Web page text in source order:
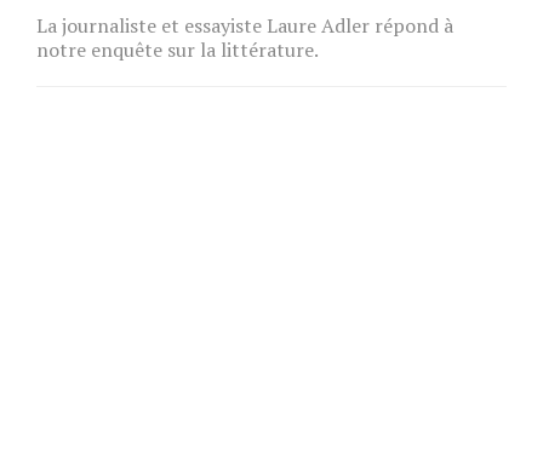
La journaliste et essayiste Laure Adler répond à
notre enquête sur la littérature.